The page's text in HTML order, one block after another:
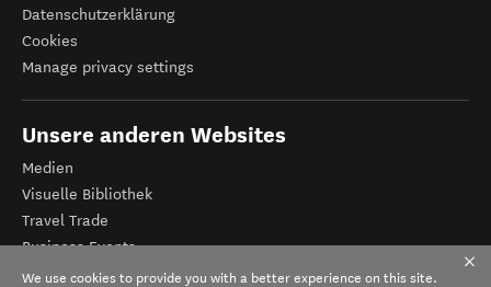
Datenschutzerklärung
Cookies
Manage privacy settings
Unsere anderen Websites
Medien
Visuelle Bibliothek
Travel Trade
Business Events
Tourismus Neuseeland
We use cookies to provide you with a better experience on this site.